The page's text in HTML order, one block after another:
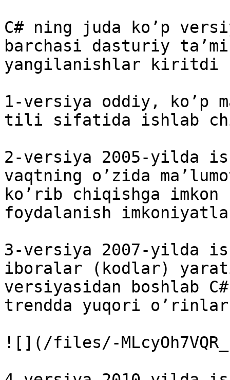
C# ning juda ko’p
barchasi dasturiy
yangilanishlar kiritdi
1-versiya oddiy, ko’p
tili sifatida ishlab
2-versiya 2005-yilda
vaqtning o’zida
ko’rib chiqishga
foydalanish
3-versiya 2007-yilda
iboralar (kodlar)
versiyasidan boshlab
trendda yuqori
![](/files/-